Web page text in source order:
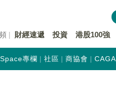
財經速遞 投資 港股100強
專欄 社區 商協會 CAGA